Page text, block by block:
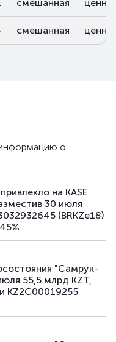
смешанная
смешанная
о
на KASE
30 июля
(BRKZe18)
"Самрук-
55,5 млрд KZT,
KZ2C00019255